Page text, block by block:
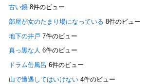
古い鏡 8件のビュー
部屋が女のたまり場になっている 8件のビュー
地下の井戸 7件のビュー
真っ黒な人 6件のビュー
ドラム缶風呂 6件のビュー
山で遭遇してはいけない 4件のビュー